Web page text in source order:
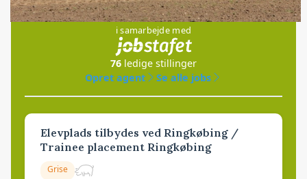
Jobs
i samarbejde med
76 ledige stillinger
Opret agent
Se alle jobs
Elevplads tilbydes ved Ringkøbing /
Trainee placement Ringkøbing
Grise